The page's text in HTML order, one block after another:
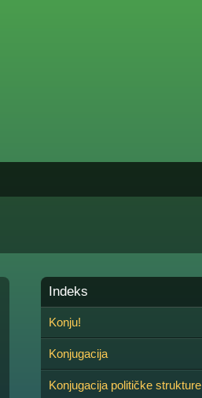
Indeks
Konju!
Konjugacija
Konjugacija političke strukture